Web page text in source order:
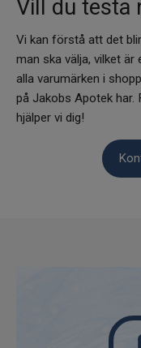
Vill du testa
Vi kan förstå att det
man ska välja, vilket
alla varumärken i
på Jakobs Apotek
hjälper vi dig!